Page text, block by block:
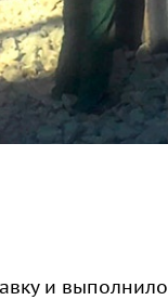
и выполнило